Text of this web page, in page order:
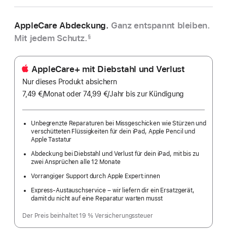
AppleCare Abdeckung. Ganz entspannt bleiben.
Mit jedem Schutz. §
AppleCare+ mit Diebstahl und Verlust
Nur dieses Produkt absichern
7,49 €/Monatpro
oder 74,99 €/Jahr Pro
bis zur Kündigung
Unbegrenzte Reparaturen bei Missgeschicken wie Stürzen und
verschütteten Flüssigkeiten für dein iPad, Apple Pencil und
Apple Tastatur
Abdeckung bei Diebstahl und Verlust für dein iPad, mit bis zu
zwei Ansprüchen alle 12 Monate
Vorrangiger Support durch Apple Expert:innen
Express-Austauschservice – wir liefern dir ein Ersatzgerät,
damit du nicht auf eine Reparatur warten musst
Der Preis beinhaltet 19 % Versicherungssteuer